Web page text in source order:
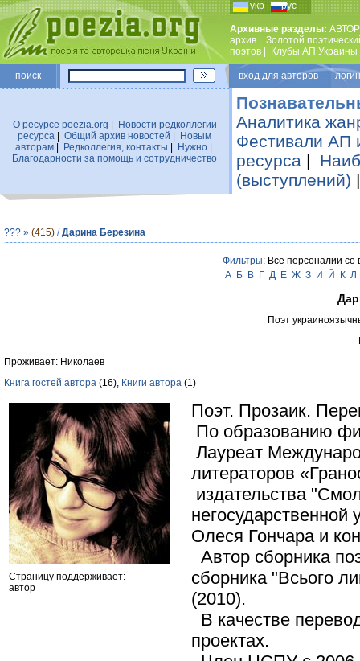
укр рус
Архивные разделы:
архив
Золотой
поэтов
Клубы АП Украины
поиск вход для авторов
О ресурсе poezia.org
Новости редколлегии
ресурса
Общий архив новостей
Новым
авторам| Редколлегия, контакты Нужно|
Благодарности за помощь и сотрудничество
Аналитика
Фестивали АП
ресурса |
(выступлений)
??? » (415) /Дарина Березина
Фильтры: Все персоналии со
А
Б В Г Д Е Ж З И Й К Л
Поэт
Проживает: Николаев
Книга гостей автора (16), Книги автора (1)
Страницу поддерживает:
автор
Поэт. Прозаик.
По образованию
Лауреат
литераторов
издательства
Олеся Гончара и
Автор сборника
сборника "Всього
(2010).
В качестве
проектах.